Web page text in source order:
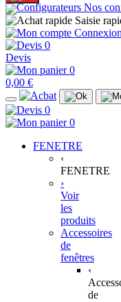
Nos
Saisie
Connexion
0
Devis
0
0,00 €
0
0
FENETRE
‹
FENETRE
›
Voir
les
produits
Accessoires
de
fenêtres
‹
de